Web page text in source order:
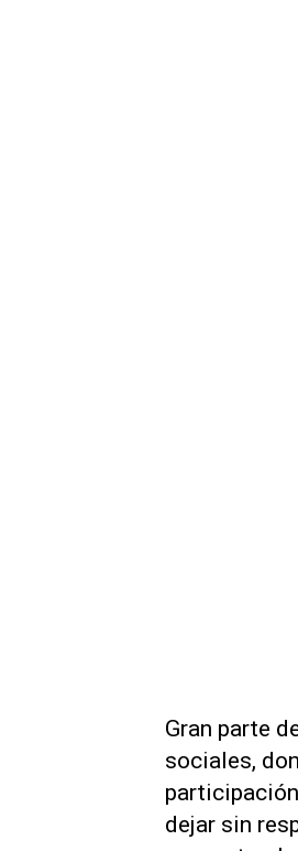
Gran parte
sociales,
dejar sin